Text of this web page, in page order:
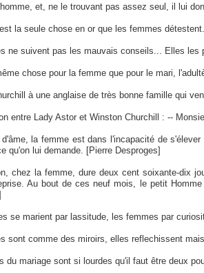
et, ne le trouvant pas assez seul, il lui
la seule chose en or que les femmes
ne suivent pas les mauvais conseils... Elles les
chose pour la femme que pour le mari,
à une anglaise de très bonne famille qui
entre Lady Astor et Winston Churchill : --
d'âme, la femme est dans l'incapacité de
qu'on lui demande. [Pierre Desproges]
chez la femme, dure deux cent soixante-dix
Au bout de ces neuf mois, le petit
se marient par lassitude, les femmes par
sont comme des miroirs, elles reflechissent
du mariage sont si lourdes qu'il faut être deux